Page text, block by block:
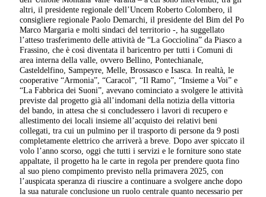
altri, il presidente regionale dell’Uncem Roberto Colombero, il
consigliere regionale Paolo Demarchi, il presidente del Bim del Po
Marco Margaria e molti sindaci del territorio -, ha suggellato
l’atteso trasferimento delle attività de “La Gocciolina” da Piasco a
Frassino, che è così diventata il baricentro per tutti i Comuni di
area interna della valle, ovvero Bellino, Pontechianale,
Casteldelfino, Sampeyre, Melle, Brossasco e Isasca. In realtà, le
cooperative “Armonia”, “Caracol”, “Il Ramo”, “Insieme a Voi” e
“La Fabbrica dei Suoni”, avevano cominciato a svolgere le attività
previste dal progetto già all’indomani della notizia della vittoria
del bando, in attesa che si concludessero i lavori di recupero e
allestimento dei locali insieme all’acquisto dei relativi beni
collegati, tra cui un pulmino per il trasporto di persone da 9 posti
completamente elettrico che arriverà a breve. Dopo aver spiccato il
volo l’anno scorso, oggi che tutti i servizi e le forniture sono state
appaltate, il progetto ha le carte in regola per prendere quota fino
al suo pieno compimento previsto nella primavera 2025, con
l’auspicata speranza di riuscire a continuare a svolgere anche dopo
la sua naturale conclusione un ruolo centrale quanto necessario per